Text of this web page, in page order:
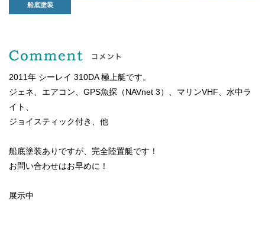
船底塗装
2011年 シーレイ 310DA 極上艇です。
ジェネ、エアコン、GPS魚探（NAVnet 3）、マリンVHF、水中ラ
イト、
ジョイスティック付き、他
船底塗装ありですが、完全陸置艇です！
お問い合わせはお早めに！
展示中